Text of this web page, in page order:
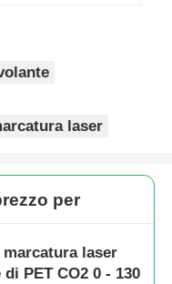
laser
per
laser
PET CO2 0 - 130